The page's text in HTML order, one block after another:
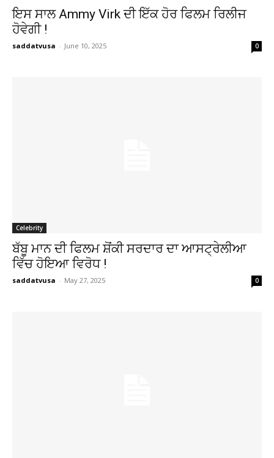
ਇਸ ਸਾਲ Ammy Virk ਦੀ ਇੱਕ ਹੋਰ ਫਿਲਮ ਰਿਲੀਜ
ਹੋਵੇਗੀ !
saddatvusa - June 10, 2025 0
Celebrity
ਬੱਬੂ ਮਾਨ ਦੀ ਫਿਲਮ ਸ਼ੋਂਕੀ ਸਰਦਾਰ ਦਾ ਆਸਟ੍ਰੇਲੀਆ
ਵਿੱਚ ਹੋਇਆ ਵਿਰੋਧ !
saddatvusa - May 27, 2025 0